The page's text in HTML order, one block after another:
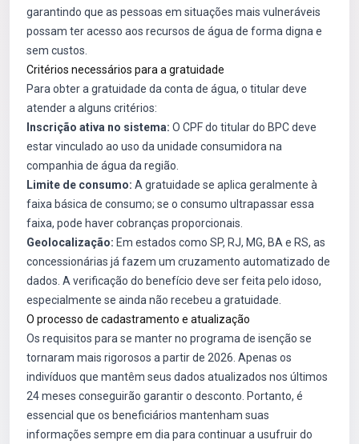
garantindo que as pessoas em situações mais vulneráveis
possam ter acesso aos recursos de água de forma digna e
sem custos.
Critérios necessários para a gratuidade
Para obter a gratuidade da conta de água, o titular deve
atender a alguns critérios:
Inscrição ativa no sistema: O CPF do titular do BPC deve
estar vinculado ao uso da unidade consumidora na
companhia de água da região.
Limite de consumo: A gratuidade se aplica geralmente à
faixa básica de consumo; se o consumo ultrapassar essa
faixa, pode haver cobranças proporcionais.
Geolocalização: Em estados como SP, RJ, MG, BA e RS, as
concessionárias já fazem um cruzamento automatizado de
dados. A verificação do benefício deve ser feita pelo idoso,
especialmente se ainda não recebeu a gratuidade.
O processo de cadastramento e atualização
Os requisitos para se manter no programa de isenção se
tornaram mais rigorosos a partir de 2026. Apenas os
indivíduos que mantêm seus dados atualizados nos últimos
24 meses conseguirão garantir o desconto. Portanto, é
essencial que os beneficiários mantenham suas
informações sempre em dia para continuar a usufruir do